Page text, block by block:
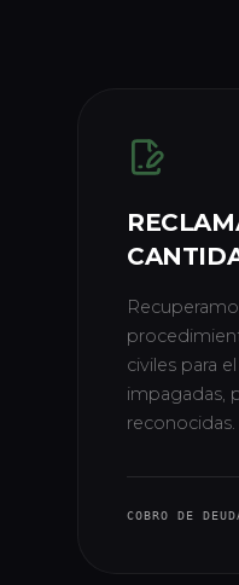
civiles para
impagadas,
reconocidas.
COBRO DE